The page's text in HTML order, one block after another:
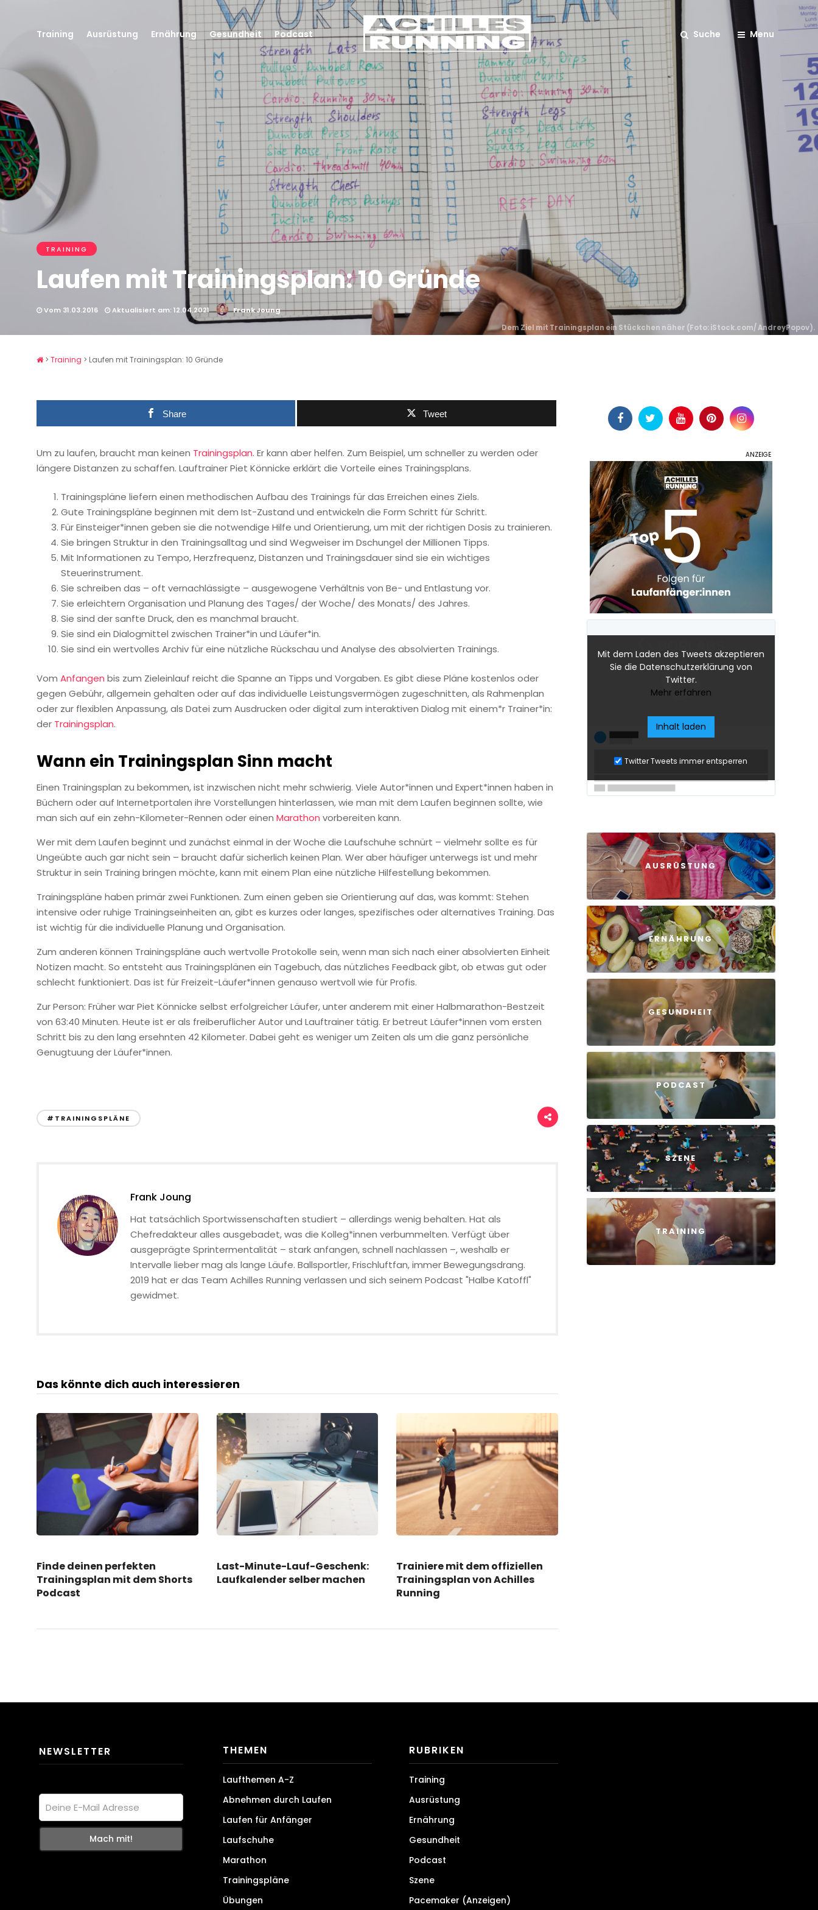
Training Ausrüstung Ernährung Gesundheit Podcast Suche Menu
TRAINING
Laufen mit Trainingsplan: 10 Gründe
Vom 31.03.2016 Aktualisiert am: 12.04.2021
Frank Joung
Dem Ziel mit Trainingsplan ein Stückchen näher (Foto: iStock.com/ AndreyPopov).
> Training > Laufen mit Trainingsplan: 10 Gründe
Share Tweet
Um zu laufen, braucht man keinen Trainingsplan. Er kann aber helfen. Zum Beispiel, um schneller zu werden oder
längere Distanzen zu schaffen. Lauftrainer Piet Könnicke erklärt die Vorteile eines Trainingsplans.
Trainingspläne liefern einen methodischen Aufbau des Trainings für das Erreichen eines Ziels.
Gute Trainingspläne beginnen mit dem Ist-Zustand und entwickeln die Form Schritt für Schritt.
Für Einsteiger*innen geben sie die notwendige Hilfe und Orientierung, um mit der richtigen Dosis zu trainieren.
Sie bringen Struktur in den Trainingsalltag und sind Wegweiser im Dschungel der Millionen Tipps.
Mit Informationen zu Tempo, Herzfrequenz, Distanzen und Trainingsdauer sind sie ein wichtiges
Steuerinstrument.
Sie schreiben das – oft vernachlässigte – ausgewogene Verhältnis von Be- und Entlastung vor.
Sie erleichtern Organisation und Planung des Tages/ der Woche/ des Monats/ des Jahres.
Sie sind der sanfte Druck, den es manchmal braucht.
Sie sind ein Dialogmittel zwischen Trainer*in und Läufer*in.
Sie sind ein wertvolles Archiv für eine nützliche Rückschau und Analyse des absolvierten Trainings.
Vom Anfangen bis zum Zieleinlauf reicht die Spanne an Tipps und Vorgaben. Es gibt diese Pläne kostenlos oder
gegen Gebühr, allgemein gehalten oder auf das individuelle Leistungsvermögen zugeschnitten, als Rahmenplan
oder zur flexiblen Anpassung, als Datei zum Ausdrucken oder digital zum interaktiven Dialog mit einem*r Trainer*in:
der Trainingsplan.
Wann ein Trainingsplan Sinn macht
Einen Trainingsplan zu bekommen, ist inzwischen nicht mehr schwierig. Viele Autor*innen und Expert*innen haben in
Büchern oder auf Internetportalen ihre Vorstellungen hinterlassen, wie man mit dem Laufen beginnen sollte, wie
man sich auf ein zehn-Kilometer-Rennen oder einen Marathon vorbereiten kann.
Wer mit dem Laufen beginnt und zunächst einmal in der Woche die Laufschuhe schnürt – vielmehr sollte es für
Ungeübte auch gar nicht sein – braucht dafür sicherlich keinen Plan. Wer aber häufiger unterwegs ist und mehr
Struktur in sein Training bringen möchte, kann mit einem Plan eine nützliche Hilfestellung bekommen.
Trainingspläne haben primär zwei Funktionen. Zum einen geben sie Orientierung auf das, was kommt: Stehen
intensive oder ruhige Trainingseinheiten an, gibt es kurzes oder langes, spezifisches oder alternatives Training. Das
ist wichtig für die individuelle Planung und Organisation.
Zum anderen können Trainingspläne auch wertvolle Protokolle sein, wenn man sich nach einer absolvierten Einheit
Notizen macht. So entsteht aus Trainingsplänen ein Tagebuch, das nützliches Feedback gibt, ob etwas gut oder
schlecht funktioniert. Das ist für Freizeit-Läufer*innen genauso wertvoll wie für Profis.
Zur Person: Früher war Piet Könnicke selbst erfolgreicher Läufer, unter anderem mit einer Halbmarathon-Bestzeit
von 63:40 Minuten. Heute ist er als freiberuflicher Autor und Lauftrainer tätig. Er betreut Läufer*innen vom ersten
Schritt bis zu den lang ersehnten 42 Kilometer. Dabei geht es weniger um Zeiten als um die ganz persönliche
Genugtuung der Läufer*innen.
#TRAININGSPLÄNE
Frank Joung
Hat tatsächlich Sportwissenschaften studiert – allerdings wenig behalten. Hat als
Chefredakteur alles ausgebadet, was die Kolleg*innen verbummelten. Verfügt über
ausgeprägte Sprintermentalität – stark anfangen, schnell nachlassen –, weshalb er
Intervalle lieber mag als lange Läufe. Ballsportler, Frischluftfan, immer Bewegungsdrang.
2019 hat er das Team Achilles Running verlassen und sich seinem Podcast "Halbe Katoffl"
gewidmet.
Das könnte dich auch interessieren
Finde deinen perfekten
Trainingsplan mit dem Shorts
Podcast
Last-Minute-Lauf-Geschenk:
Laufkalender selber machen
Trainiere mit dem offiziellen
Trainingsplan von Achilles
Running
Mit dem Laden des Tweets akzeptieren
Sie die Datenschutzerklärung von
Twitter.
Mehr erfahren
Inhalt laden
Twitter Tweets immer entsperren
AUSRÜSTUNG
ERNÄHRUNG
GESUNDHEIT
PODCAST
SZENE
TRAINING
NEWSLETTER THEMEN
Laufthemen A-Z
Abnehmen durch Laufen
Laufen für Anfänger
Laufschuhe
Marathon
Trainingspläne
Übungen
RUBRIKEN
Training
Ausrüstung
Ernährung
Gesundheit
Podcast
Szene
Pacemaker (Anzeigen)